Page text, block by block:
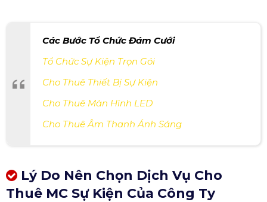
Các Bước Tổ Chức Đám Cưới
Tổ Chức Sự Kiện Trọn Gói
Cho Thuê Thiết Bị Sự Kiện
Cho Thuê Màn Hình LED
Cho Thuê Âm Thanh Ánh Sáng
Lý Do Nên Chọn Dịch Vụ Cho
Thuê MC Sự Kiện Của Công Ty